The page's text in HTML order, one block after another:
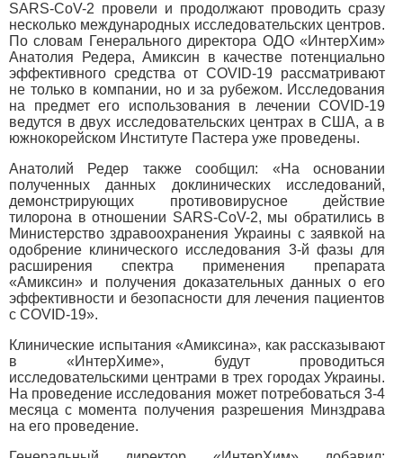
SARS-CoV-2 провели и продолжают проводить сразу
несколько международных исследовательских центров.
По словам Генерального директора ОДО «ИнтерХим»
Анатолия Редера, Амиксин в качестве потенциально
эффективного средства от COVID-19 рассматривают
не только в компании, но и за рубежом. Исследования
на предмет его использования в лечении COVID-19
ведутся в двух исследовательских центрах в США, а в
южнокорейском Институте Пастера уже проведены.
Анатолий Редер также сообщил: «На основании
полученных данных доклинических исследований,
демонстрирующих противовирусное действие
тилорона в отношении SARS-CoV-2, мы обратились в
Министерство здравоохранения Украины с заявкой на
одобрение клинического исследования 3-й фазы для
расширения спектра применения препарата
«Амиксин» и получения доказательных данных о его
эффективности и безопасности для лечения пациентов
с COVID-19».
Клинические испытания «Амиксина», как рассказывают
в «ИнтерХиме», будут проводиться
исследовательскими центрами в трех городах Украины.
На проведение исследования может потребоваться 3-4
месяца с момента получения разрешения Минздрава
на его проведение.